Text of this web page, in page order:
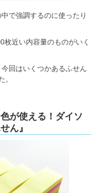
で強調するのに使ったり
近い内容量のものがいく
回はいくつかあるふせん
。
が使える！ダイソ
ん』